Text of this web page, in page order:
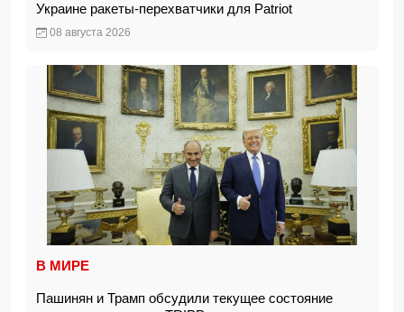
Украине ракеты-перехватчики для Patriot
08 августа 2026
В МИРЕ
Пашинян и Трамп обсудили текущее состояние